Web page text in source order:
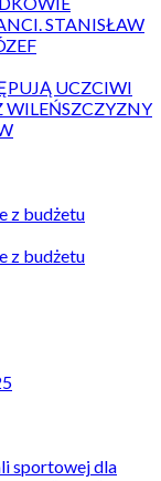
STANISŁAW
UCZCIWI
WILEŃSZCZYZNY
z budżetu
z budżetu
sportowej dla